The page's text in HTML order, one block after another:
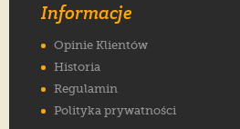
Informacje
Opinie Klientów
Historia
Regulamin
Polityka prywatności